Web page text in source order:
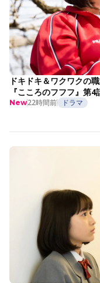
ドキドキ＆ワクワクの
『こころのフフフ』第4
New22時間前 ドラマ